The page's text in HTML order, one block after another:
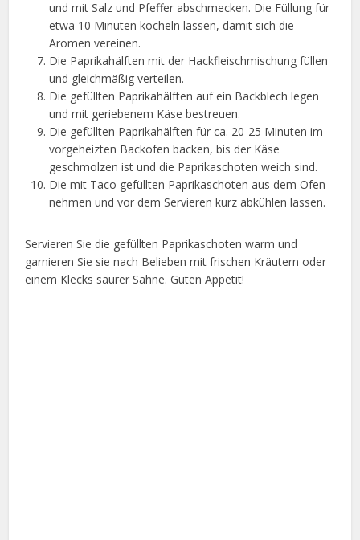
und mit Salz und Pfeffer abschmecken. Die Füllung für
etwa 10 Minuten köcheln lassen, damit sich die
Aromen vereinen.
Die Paprikahälften mit der Hackfleischmischung füllen
und gleichmäßig verteilen.
Die gefüllten Paprikahälften auf ein Backblech legen
und mit geriebenem Käse bestreuen.
Die gefüllten Paprikahälften für ca. 20-25 Minuten im
vorgeheizten Backofen backen, bis der Käse
geschmolzen ist und die Paprikaschoten weich sind.
Die mit Taco gefüllten Paprikaschoten aus dem Ofen
nehmen und vor dem Servieren kurz abkühlen lassen.
Servieren Sie die gefüllten Paprikaschoten warm und
garnieren Sie sie nach Belieben mit frischen Kräutern oder
einem Klecks saurer Sahne. Guten Appetit!